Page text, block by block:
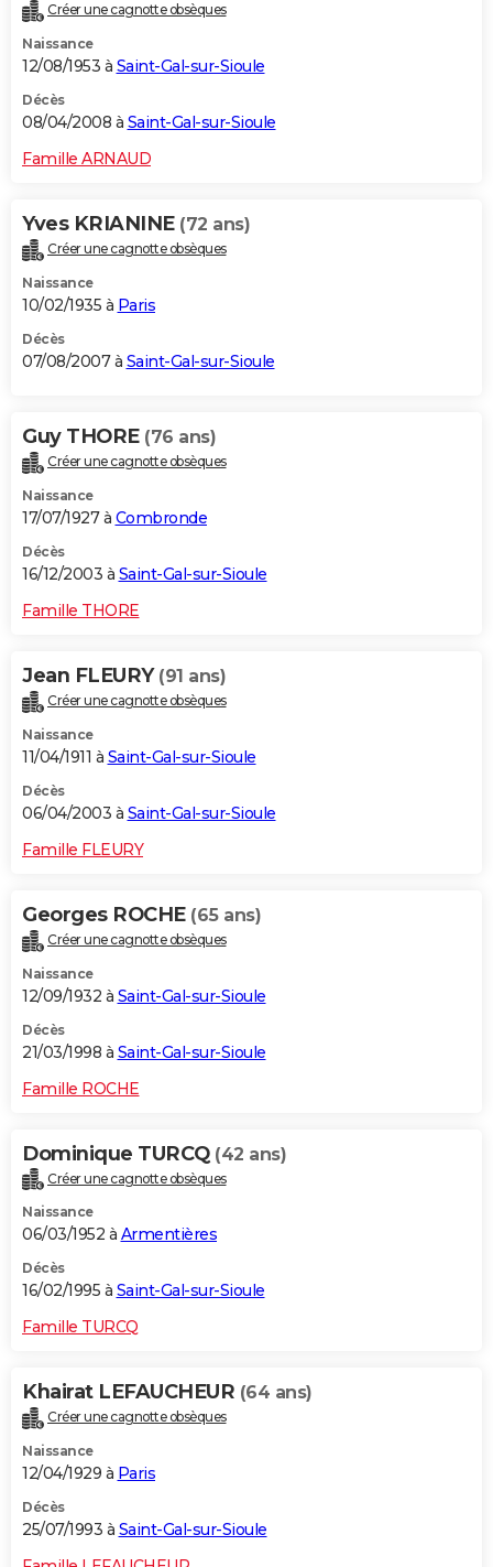
Créer une cagnotte obsèques
Naissance
12/08/1953 à Saint-Gal-sur-Sioule
Décès
08/04/2008 à Saint-Gal-sur-Sioule
Famille ARNAUD
Yves KRIANINE (72 ans)
Créer une cagnotte obsèques
Naissance
10/02/1935 à Paris
Décès
07/08/2007 à Saint-Gal-sur-Sioule
Guy THORE (76 ans)
Créer une cagnotte obsèques
Naissance
17/07/1927 à Combronde
Décès
16/12/2003 à Saint-Gal-sur-Sioule
Famille THORE
Jean FLEURY (91 ans)
Créer une cagnotte obsèques
Naissance
11/04/1911 à Saint-Gal-sur-Sioule
Décès
06/04/2003 à Saint-Gal-sur-Sioule
Famille FLEURY
Georges ROCHE (65 ans)
Créer une cagnotte obsèques
Naissance
12/09/1932 à Saint-Gal-sur-Sioule
Décès
21/03/1998 à Saint-Gal-sur-Sioule
Famille ROCHE
Dominique TURCQ (42 ans)
Créer une cagnotte obsèques
Naissance
06/03/1952 à Armentières
Décès
16/02/1995 à Saint-Gal-sur-Sioule
Famille TURCQ
Khairat LEFAUCHEUR (64 ans)
Créer une cagnotte obsèques
Naissance
12/04/1929 à Paris
Décès
25/07/1993 à Saint-Gal-sur-Sioule